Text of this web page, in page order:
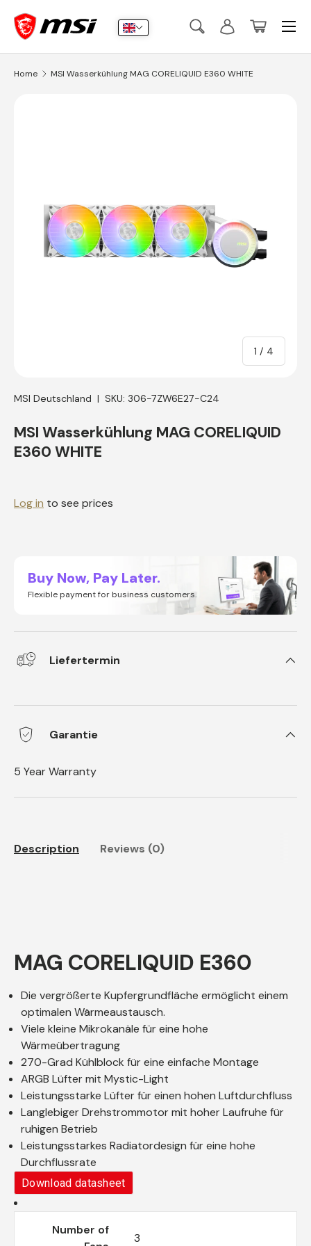
Skip to content
Search
SearchLog inBasket
Menu
Home MSI Wasserkühlung MAG CORELIQUID E360 WHITE
1 / of
4
MSI Deutschland | SKU: 306-7ZW6E27-C24
MSI Wasserkühlung MAG CORELIQUID
E360 WHITE
Log in to see prices
Buy Now, Pay Later.
Flexible payment for business customers.
Liefertermin
Garantie
5 Year Warranty
Description Reviews (0)
MAG CORELIQUID E360
Die vergrößerte Kupfergrundfläche ermöglicht einem
optimalen Wärmeaustausch.
Viele kleine Mikrokanäle für eine hohe
Wärmeübertragung
270-Grad Kühlblock für eine einfache Montage
ARGB Lüfter mit Mystic-Light
Leistungsstarke Lüfter für einen hohen Luftdurchfluss
Langlebiger Drehstrommotor mit hoher Laufruhe für
ruhigen Betrieb
Leistungsstarkes Radiatordesign für eine hohe
Durchflussrate
Download datasheet
Number of
3